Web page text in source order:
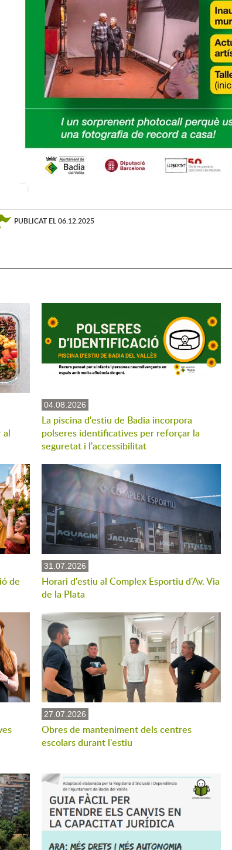
PUBLICAT EL06.12.2025
al
04.08.2026
La piscina d'estiu de Badia incorpora
polseres identificatives per reforçar la
seguretat i l'accessibilitat
de
31.07.2026
Horari d'estiu al Complex Esportiu d'Av. Via
de la Plata
27.07.2026
Obres de manteniment dels centres
escolars durant l'estiu